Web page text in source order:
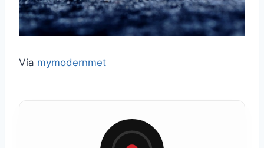
Via mymodernmet